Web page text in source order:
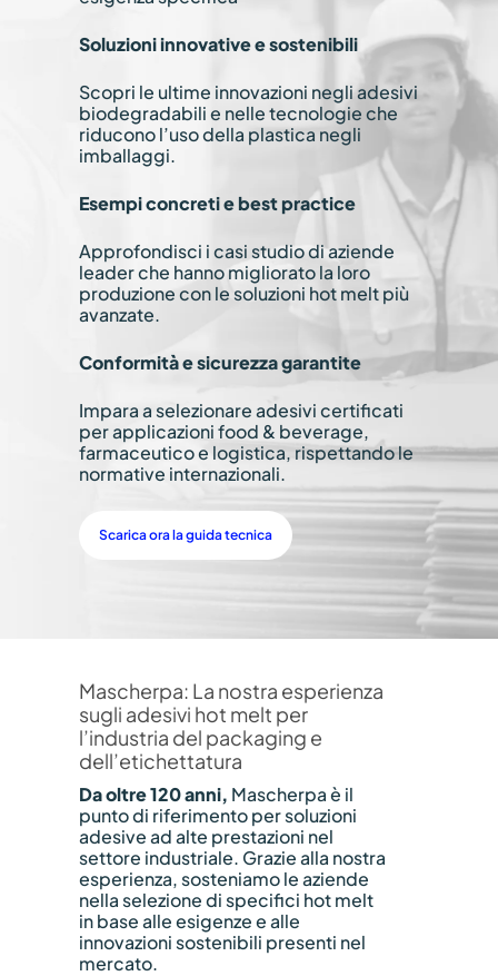
Soluzioni innovative e sostenibili
Scopri le ultime innovazioni negli adesivi
biodegradabili e nelle tecnologie che
riducono l’uso della plastica negli
imballaggi.
Esempi concreti e best practice
Approfondisci i casi studio di aziende
leader che hanno migliorato la loro
produzione con le soluzioni hot melt più
avanzate.
Conformità e sicurezza garantite
Impara a selezionare adesivi certificati
per applicazioni food & beverage,
farmaceutico e logistica, rispettando le
normative internazionali.
Scarica ora la guida tecnica
Mascherpa: La nostra esperienza
sugli adesivi hot melt per
l’industria del packaging e
dell’etichettatura
Da oltre 120 anni, Mascherpa è il
punto di riferimento per soluzioni
adesive ad alte prestazioni nel
settore industriale. Grazie alla nostra
esperienza, sosteniamo le aziende
nella selezione di specifici hot melt
in base alle esigenze e alle
innovazioni sostenibili presenti nel
mercato.